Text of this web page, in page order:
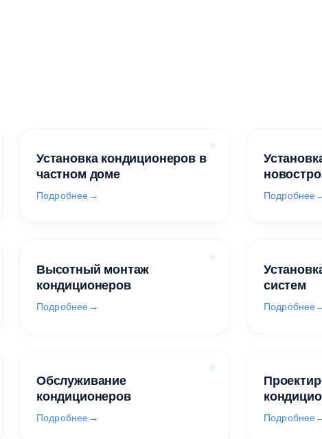
Установка кондиционеров в
частном доме
Подробнее Подробнее
Высотный монтаж
кондиционеров
Подробнее
систем
Подробнее
Обслуживание
кондиционеров
Подробнее Подробнее